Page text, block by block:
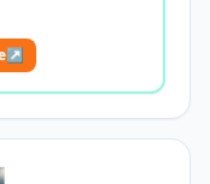
↗